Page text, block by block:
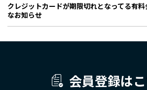
クレジットカードが期限切れとなってる有
なお知らせ
会員登録は